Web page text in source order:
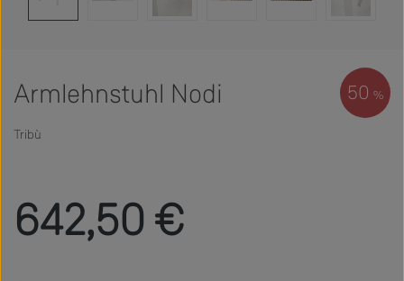
Armlehnstuhl Nodi
Tribù
642,50 €
50 %